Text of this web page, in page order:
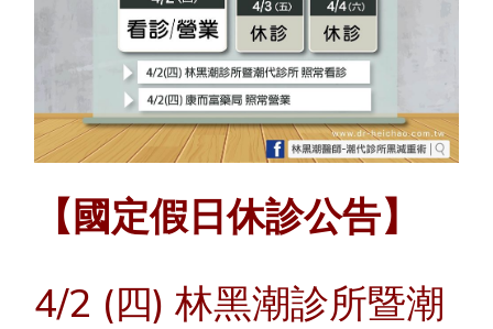
【國定假日休診公告】
4/2 (四) 林黑潮診所暨潮